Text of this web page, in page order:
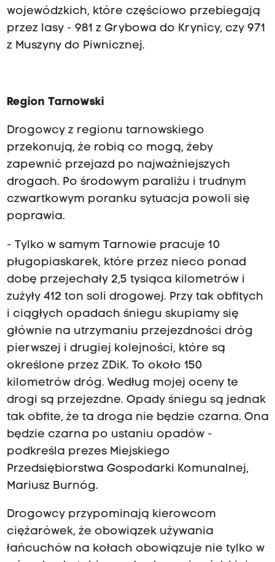
wojewódzkich, które częściowo przebiegają
przez lasy - 981 z Grybowa do Krynicy, czy 971
z Muszyny do Piwnicznej.
Region Tarnowski
Drogowcy z regionu tarnowskiego
przekonują, że robią co mogą, żeby
zapewnić przejazd po najważniejszych
drogach. Po środowym paraliżu i trudnym
czwartkowym poranku sytuacja powoli się
poprawia.
- Tylko w samym Tarnowie pracuje 10
pługopiaskarek, które przez nieco ponad
dobę przejechały 2,5 tysiąca kilometrów i
zużyły 412 ton soli drogowej. Przy tak obfitych
i ciągłych opadach śniegu skupiamy się
głównie na utrzymaniu przejezdności dróg
pierwszej i drugiej kolejności, które są
określone przez ZDiK. To około 150
kilometrów dróg. Według mojej oceny te
drogi są przejezdne. Opady śniegu są jednak
tak obfite, że ta droga nie będzie czarna. Ona
będzie czarna po ustaniu opadów -
podkreśla prezes Miejskiego
Przedsiębiorstwa Gospodarki Komunalnej,
Mariusz Burnóg.
Drogowcy przypominają kierowcom
ciężarówek, że obowiązek używania
łańcuchów na kołach obowiązuje nie tylko w